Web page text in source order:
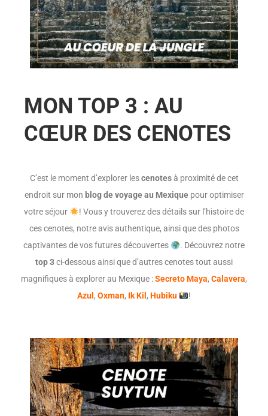
MON TOP 3 : AU
CŒUR DES CENOTES
C’est le moment d’explorer lescenotesà proximité de cet
endroit sur mon blog de voyage au Mexiquepour optimiser
votre séjour
! Vous y trouverez des détails sur l’histoire de
ces cenotes, notre avis authentique, ainsi que des photos
captivantes de vos futures découvertes
. Découvrez notre
top 3ci-dessous ainsi que d’autres cenotes tout aussi
magnifiques à explorer au Mexique :Secreto Maya, Calavera,
Azul ,Oxman, Ik Kil ,Hubiku !